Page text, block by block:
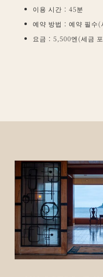
이용 시간：45분
예약 방법：예약 필수
요금：5,500엔(세금